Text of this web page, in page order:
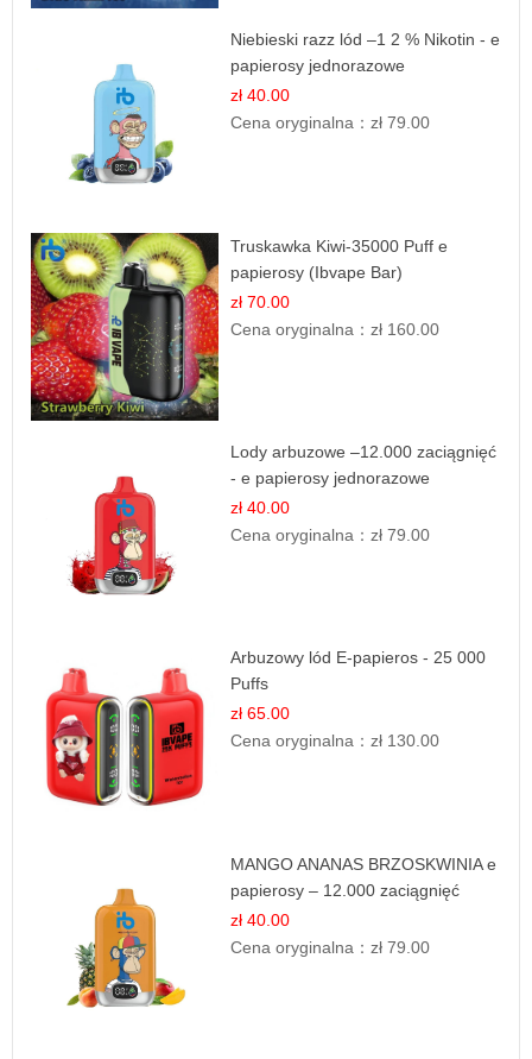
Niebieski razz lód –1 2 % Nikotin - e
papierosy jednorazowe
zł 40.00
Cena oryginalna：zł 79.00
Truskawka Kiwi-35000 Puff e
papierosy (Ibvape Bar)
zł 70.00
Cena oryginalna：zł 160.00
Lody arbuzowe –12.000 zaciągnięć
- e papierosy jednorazowe
zł 40.00
Cena oryginalna：zł 79.00
Arbuzowy lód E-papieros - 25 000
Puffs
zł 65.00
Cena oryginalna：zł 130.00
MANGO ANANAS BRZOSKWINIA e
papierosy – 12.000 zaciągnięć
zł 40.00
Cena oryginalna：zł 79.00